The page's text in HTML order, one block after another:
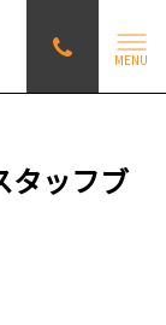
MENU
タッフブ